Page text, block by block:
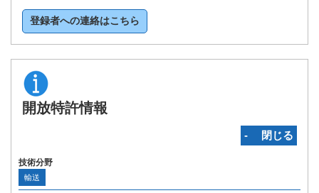
登録者への連絡はこちら
開放特許情報
‐ 閉じる
技術分野
輸送